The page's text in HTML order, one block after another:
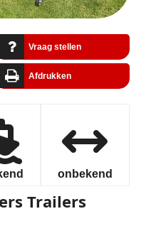
Vraag stellen
Afdrukken
onbekend
Trailers